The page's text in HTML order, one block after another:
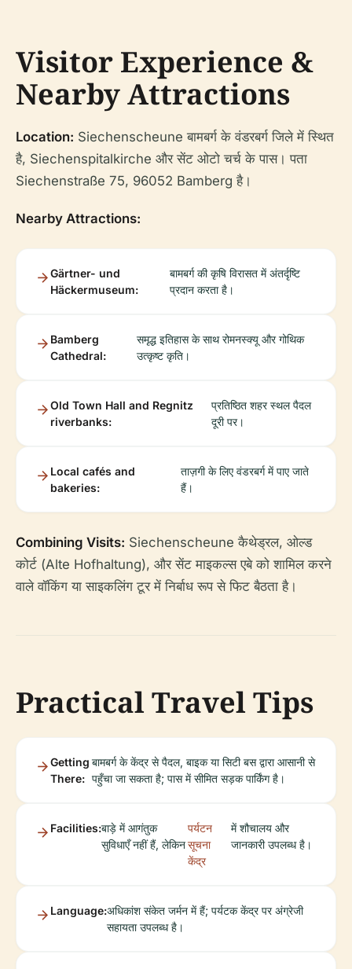
Visitor Experience &
Nearby Attractions
Location: Siechenscheune बामबर्ग के वंडरबर्ग जिले में स्थित
है, Siechenspitalkirche और सेंट ओटो चर्च के पास। पता
Siechenstraße 75, 96052 Bamberg है।
Nearby Attractions:
Gärtner- und
Häckermuseum:
बामबर्ग की कृषि विरासत में अंतर्दृष्टि
प्रदान करता है।
Bamberg
Cathedral:
समृद्ध इतिहास के साथ रोमनस्क्यू और गोथिक
उत्कृष्ट कृति।
Old Town Hall and Regnitz
riverbanks:
प्रतिष्ठित शहर स्थल पैदल
दूरी पर।
Local cafés and
bakeries:
ताज़गी के लिए वंडरबर्ग में पाए जाते
हैं।
Combining Visits: Siechenscheune कैथेड्रल, ओल्ड
कोर्ट (Alte Hofhaltung), और सेंट माइकल्स एबे को शामिल करने
वाले वॉकिंग या साइकलिंग टूर में निर्बाध रूप से फिट बैठता है।
Practical Travel Tips
Getting
There:
बामबर्ग के केंद्र से पैदल, बाइक या सिटी बस द्वारा आसानी से
पहुँचा जा सकता है; पास में सीमित सड़क पार्किंग है।
Facilities:बाड़े में आगंतुक
सुविधाएँ नहीं हैं, लेकिन
पर्यटन
सूचना
केंद्र
में शौचालय और
जानकारी उपलब्ध है।
Language:अधिकांश संकेत जर्मन में हैं; पर्यटक केंद्र पर अंग्रेजी
सहायता उपलब्ध है।